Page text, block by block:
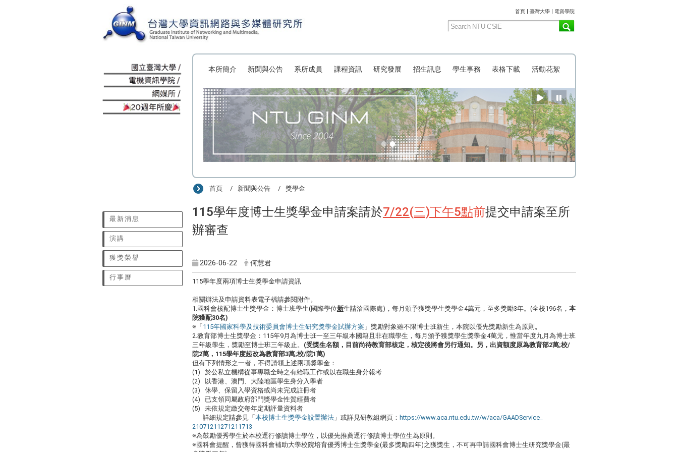
首頁| 臺灣大學| 電資學院
本所簡介 新聞與公告 系所成員 課程資訊 研究發展 招生訊息 學生事務 表格下載 活動花絮
最新消息
演講
獲獎榮譽
行事曆
首頁 新聞與公告 獎學金
115學年度博士生獎學金申請案請於7/22(三)下午5點前提交申請案至所
辦審查
2026-06-22 何慧君
115學年度兩項博士生獎學金申請資訊
相關辦法及申請資料表電子檔請參閱附件。
1.國科會核配博士生獎學金：博士班學生(國際學位新生請洽國際處)，每月頒予獲獎學生獎學金4萬元，至多獎勵3年。(全校196名， 本
院獲配30名)
※「115年國家科學及技術委員會博士生研究獎學金試辦方案 」獎勵對象雖不限博士班新生，本院以優先獎勵新生為原則。
2.教育部博士生獎學金：115年9月為博士班一至三年級本國籍且非在職學生，每月頒予獲獎學生獎學金4萬元，惟當年度九月為博士班
三年級學生，獎勵至博士班三年級止。 (受獎生名額，目前尚待教育部核定，核定後將會另行通知。另， 出資額度原為教育部2萬;校/
院2萬，115學年度起改為教育部3萬;校/院1萬)
但有下列情形之一者，不得請領上述兩項獎學金：
(1) 於公私立機構從事專職全時之有給職工作或以在職生身分報考
(2) 以香港、澳門、大陸地區學生身分入學者
(3) 休學、保留入學資格或尚未完成註冊者
(4) 已支領同屬政府部門獎學金性質經費者
(5) 未依規定繳交每年定期評量資料者
詳細規定請參見「本校博士生獎學金設置辦法」 或詳見研教組網頁： https://www.aca.ntu. edu.tw/w/aca/GAADService_
21071211271211713
※為鼓勵優秀學生於本校逕行修讀博士學位， 以優先推薦逕行修讀博士學位生為原則。
※國科會提醒，曾獲得國科會補助大學校院培育優秀博士生獎學金(最多獎勵四年)之獲獎生，不可再申請國科會博士生研究獎學金(最